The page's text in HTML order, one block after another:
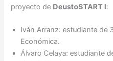
proyecto de DeustoSTART I:
Iván Arranz: estudiante de
Económica.
Álvaro Celaya: estudiante